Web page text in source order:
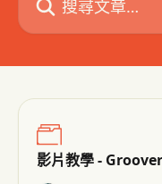
影片教學 -